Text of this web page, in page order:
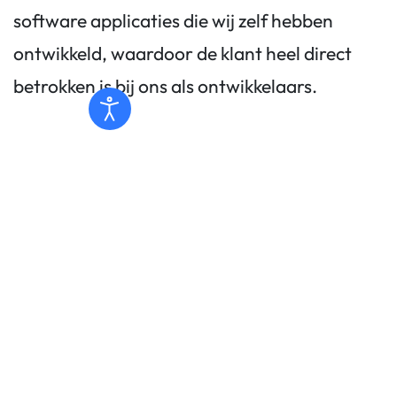
software applicaties die wij zelf hebben
ontwikkeld, waardoor de klant heel direct
betrokken is bij ons als ontwikkelaars.